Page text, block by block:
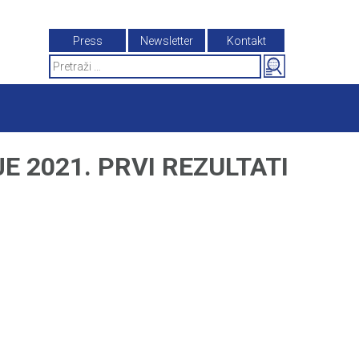
Press Newsletter
Kontakt
Search
for:
2021. PRVI REZULTATI